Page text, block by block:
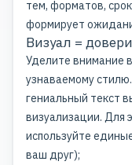
тем, форматов,
формирует
Визуал =
Уделите внимание
узнаваемому
гениальный текст
визуализации. Для
используйте
ваш друг);